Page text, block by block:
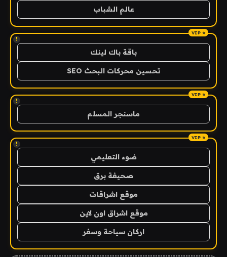
عالم الشباب
!
باقة باك لينك
تحسين محركات البحث SEO
!
ماسنجر المسلم
!
ضوء التعليمي
صحيفة برق
موقع اشراقات
موقع اشراق اون لاين
اركان سياحة وسفر